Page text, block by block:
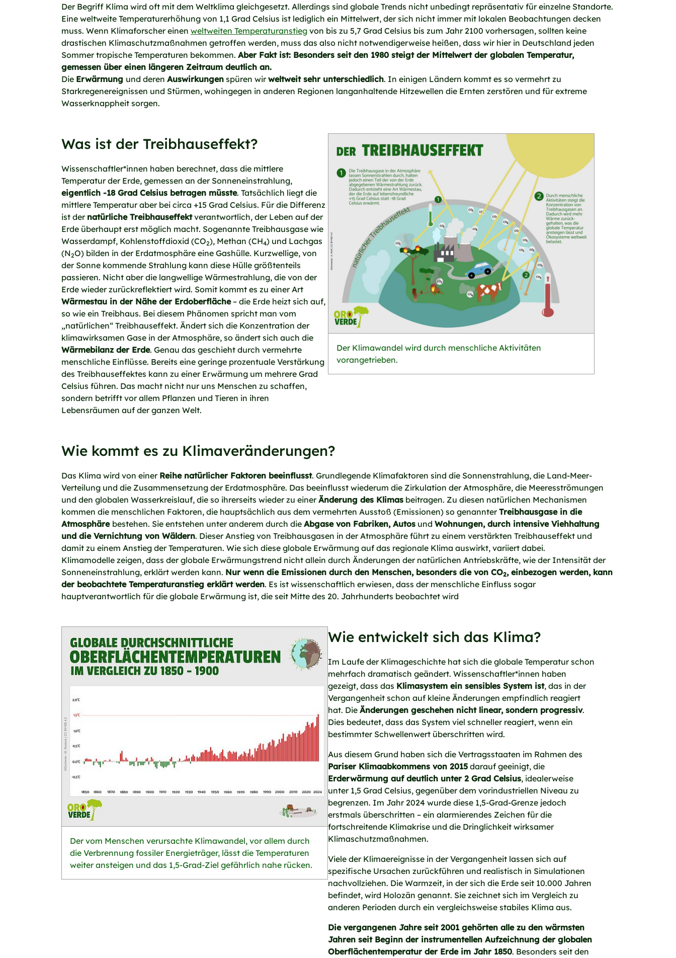
Der Begriff Klima wird oft mit dem Weltklima gleichgesetzt. Allerdings sind globale Trends nicht unbedingt repräsentativ für einzelne Standorte.
Eine weltweite Temperaturerhöhung von 1,1 Grad Celsius ist lediglich ein Mittelwert, der sich nicht immer mit lokalen Beobachtungen decken
muss. Wenn Klimaforscher einen weltweiten Temperaturanstieg von bis zu 5,7 Grad Celsius bis zum Jahr 2100 vorhersagen, sollten keine
drastischen Klimaschutzmaßnahmen getroffen werden, muss das also nicht notwendigerweise heißen, dass wir hier in Deutschland jeden
Sommer tropische Temperaturen bekommen. Aber Fakt ist: Besonders seit den 1980 steigt der Mittelwert der globalen Temperatur,
gemessen über einen längeren Zeitraum deutlich an.
Die Erwärmung und deren Auswirkungen spüren wirweltweit sehr unterschiedlich. In einigen Ländern kommt es so vermehrt zu
Starkregenereignissen und Stürmen, wohingegen in anderen Regionen langanhaltende Hitzewellen die Ernten zerstören und für extreme
Wasserknappheit sorgen.
Der Klimawandel wird durch menschliche Aktivitäten
vorangetrieben.
Was ist der Treibhauseffekt?
Wissenschaftler*innen haben berechnet, dass die mittlere
Temperatur der Erde, gemessen an der Sonneneinstrahlung,
eigentlich -18 Grad Celsius betragen müsste. Tatsächlich liegt die
mittlere Temperatur aber bei circa +15 Grad Celsius. Für die Differenz
ist der natürliche Treibhauseffektverantwortlich, der Leben auf der
Erde überhaupt erst möglich macht. Sogenannte Treibhausgase wie
Wasserdampf, Kohlenstoffdioxid (CO2), Methan (CH4) und Lachgas
(N2O) bilden in der Erdatmosphäre eine Gashülle. Kurzwellige, von
der Sonne kommende Strahlung kann diese Hülle größtenteils
passieren. Nicht aber die langwellige Wärmestrahlung, die von der
Erde wieder zurückreflektiert wird. Somit kommt es zu einer Art
Wärmestau in der Nähe der Erdoberfläche– die Erde heizt sich auf,
so wie ein Treibhaus. Bei diesem Phänomen spricht man vom
„natürlichen“ Treibhauseffekt. Ändert sich die Konzentration der
klimawirksamen Gase in der Atmosphäre, so ändert sich auch die
Wärmebilanz der Erde. Genau das geschieht durch vermehrte
menschliche Einflüsse. Bereits eine geringe prozentuale Verstärkung
des Treibhauseffektes kann zu einer Erwärmung um mehrere Grad
Celsius führen. Das macht nicht nur uns Menschen zu schaffen,
sondern betrifft vor allem Pflanzen und Tieren in ihren
Lebensräumen auf der ganzen Welt.
Wie kommt es zu Klimaveränderungen?
Das Klima wird von einer Reihe natürlicher Faktoren beeinflusst. Grundlegende Klimafaktoren sind die Sonnenstrahlung, die Land-Meer-
Verteilung und die Zusammensetzung der Erdatmosphäre. Das beeinflusst wiederum die Zirkulation der Atmosphäre, die Meeresströmungen
und den globalen Wasserkreislauf, die so ihrerseits wieder zu einerÄnderung des Klimas beitragen. Zu diesen natürlichen Mechanismen
kommen die menschlichen Faktoren, die hauptsächlich aus dem vermehrten Ausstoß (Emissionen) so genannterTreibhausgase in die
Atmosphäre bestehen. Sie entstehen unter anderem durch die Abgase von Fabriken, Autos und Wohnungen, durch intensive Viehhaltung
und die Vernichtung von Wäldern. Dieser Anstieg von Treibhausgasen in der Atmosphäre führt zu einem verstärkten Treibhauseffekt und
damit zu einem Anstieg der Temperaturen. Wie sich diese globale Erwärmung auf das regionale Klima auswirkt, variiert dabei.
Klimamodelle zeigen, dass der globale Erwärmungstrend nicht allein durch Änderungen der natürlichen Antriebskräfte, wie der Intensität der
Sonneneinstrahlung, erklärt werden kann. Nur wenn die Emissionen durch den Menschen, besonders die von CO2, einbezogen werden, kann
der beobachtete Temperaturanstieg erklärt werden. Es ist wissenschaftlich erwiesen, dass der menschliche Einfluss sogar
hauptverantwortlich für die globale Erwärmung ist, die seit Mitte des 20. Jahrhunderts beobachtet wird
Der vom Menschen verursachte Klimawandel, vor allem durch
die Verbrennung fossiler Energieträger, lässt die Temperaturen
weiter ansteigen und das 1,5-Grad-Ziel gefährlich nahe rücken.
Wie entwickelt sich das Klima?
Im Laufe der Klimageschichte hat sich die globale Temperatur schon
mehrfach dramatisch geändert. Wissenschaftler*innen haben
gezeigt, dass das Klimasystem ein sensibles System ist, das in der
Vergangenheit schon auf kleine Änderungen empfindlich reagiert
hat. Die Änderungen geschehen nicht linear, sondern progressiv.
Dies bedeutet, dass das System viel schneller reagiert, wenn ein
bestimmter Schwellenwert überschritten wird.
Aus diesem Grund haben sich die Vertragsstaaten im Rahmen des
Pariser Klimaabkommens von 2015 darauf geeinigt, die
Erderwärmung auf deutlich unter 2 Grad Celsius, idealerweise
unter 1,5 Grad Celsius, gegenüber dem vorindustriellen Niveau zu
begrenzen. Im Jahr 2024 wurde diese 1,5-Grad-Grenze jedoch
erstmals überschritten – ein alarmierendes Zeichen für die
fortschreitende Klimakrise und die Dringlichkeit wirksamer
Klimaschutzmaßnahmen.
Viele der Klimaereignisse in der Vergangenheit lassen sich auf
spezifische Ursachen zurückführen und realistisch in Simulationen
nachvollziehen. Die Warmzeit, in der sich die Erde seit 10.000 Jahren
befindet, wird Holozän genannt. Sie zeichnet sich im Vergleich zu
anderen Perioden durch ein vergleichsweise stabiles Klima aus.
Die vergangenen Jahre seit 2001 gehörten alle zu den wärmsten
Jahren seit Beginn der instrumentellen Aufzeichnung der globalen
Oberflächentemperatur der Erde im Jahr 1850. Besonders seit den